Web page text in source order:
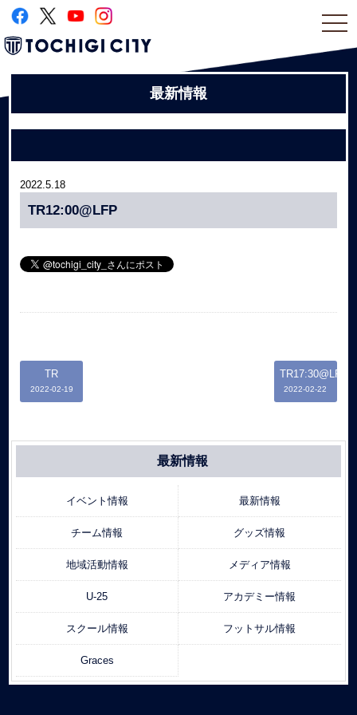
最新情報
2022.5.18
TR12:00@LFP
TR
2022-02-19
TR17:30@LFP
2022-02-22
最新情報
イベント情報 最新情報
チーム情報 グッズ情報
地域活動情報 メディア情報
U-25 アカデミー情報
スクール情報 フットサル情報
Graces